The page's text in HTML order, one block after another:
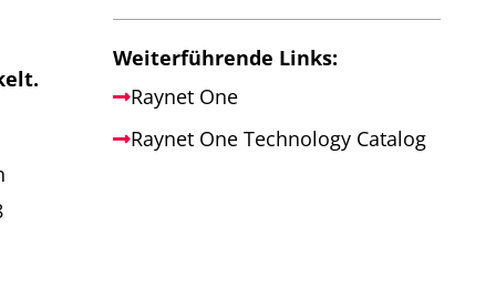
Weiterführende Links:
Raynet One
Raynet One Technology Catalog